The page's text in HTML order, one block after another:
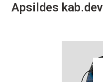
Apsildes